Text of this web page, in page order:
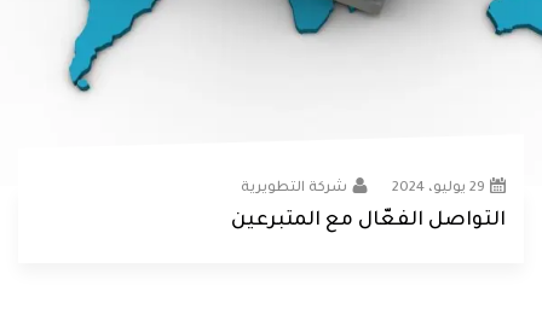
29 يوليو، 2024 شركة التطويرية
التواصل الفعّال مع المتبرعين